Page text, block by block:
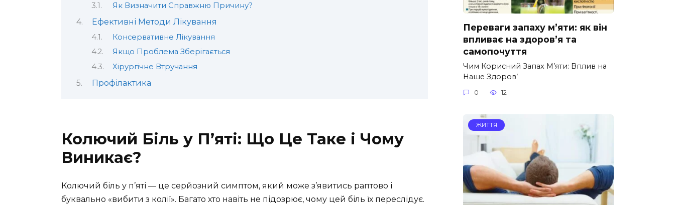
Як Визначити Справжню Причину?
Ефективні Методи Лікування
Консервативне Лікування
Якщо Проблема Зберігається
Хірургічне Втручання
Профілактика
Колючий Біль у П’яті: Що Це Таке і Чому
Виникає?
Колючий біль у п’яті — це серйозний симптом, який може з’явитись раптово і
буквально «вибити з колії». Багато хто навіть не підозрює, чому цей біль їх переслідує.
Переваги запаху м’яти: як він
впливає на здоров’я та
самопочуття
Чим Корисний Запах М’яти: Вплив на
Наше Здоров’
0 12
ЖИТТЯ